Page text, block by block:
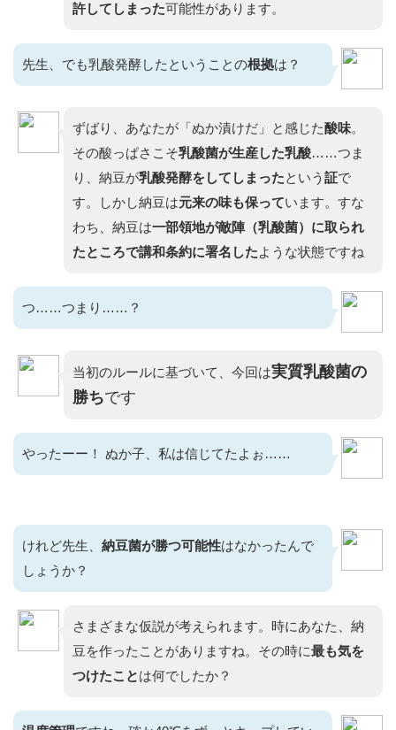
許してしまった可能性があります。
先生、でも乳酸発酵したということの根拠は？
ずばり、あなたが「ぬか漬けだ」と感じた酸味。
その酸っぱさこそ乳酸菌が生産した乳酸……つま
り、納豆が乳酸発酵をしてしまったという 証で
す。しかし納豆は元来の味も保っています。すな
わち、納豆は一部領地が敵陣（乳酸菌）に取られ
たところで講和条約に署名したような状態ですね
つ……つまり……？
当初のルールに基づいて、今回は実質乳酸菌の
勝ちです
やったーー！ ぬか子、私は信じてたよぉ……
けれど先生、 納豆菌が勝つ可能性はなかったんで
しょうか？
さまざまな仮説が考えられます。時にあなた、納
豆を作ったことがありますね。その時に最も気を
つけたことは何でしたか？